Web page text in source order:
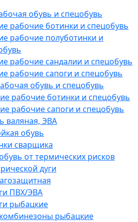
обувь и спецобувь
рабочие ботинки и спецобувь
рабочие полуботинки и
рабочие сандалии и спецобувь
рабочие сапоги и спецобувь
обувь и спецобувь
рабочие ботинки и спецобувь
рабочие сапоги и спецобувь
валяная, ЭВА
обувь
сварщика
от термических рисков
дуги
ПВХ/ЭВА
рыбацкие
рыбацкие